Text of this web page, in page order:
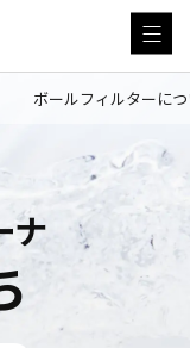
ボールフィルターに
ナ